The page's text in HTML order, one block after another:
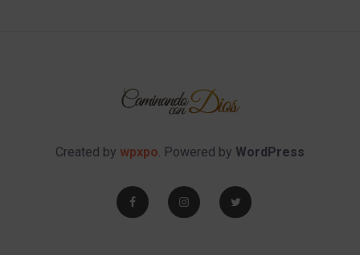
Created by wpxpo. Powered by WordPress